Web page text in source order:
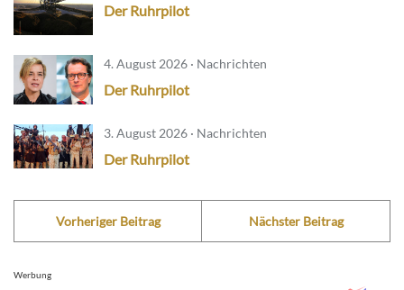
Der Ruhrpilot
4. August 2026 · Nachrichten
Der Ruhrpilot
3. August 2026 · Nachrichten
Der Ruhrpilot
Vorheriger Beitrag Nächster Beitrag
Werbung